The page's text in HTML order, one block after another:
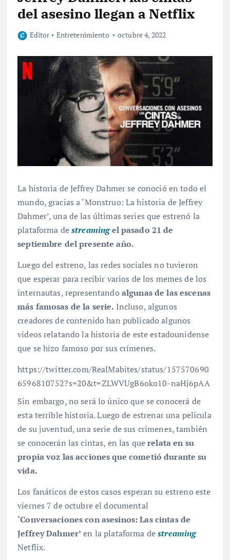
del asesino llegan a Netflix
Editor Entretenimiento octubre 4, 2022
La historia de Jeffrey Dahmer se conoció en todo el
mundo, gracias a ‘Monstruo: La historia de Jeffrey
Dahmer’, una de las últimas series que estrenó la
plataforma destreaming el pasado 21 de
septiembre del presente año.
Luego del estreno, las redes sociales no tuvieron
que esperar para recibir varios de los memes de los
internautas, representandoalgunas de las escenas
más famosas de la serie. Incluso, algunos
creadores de contenido han publicado algunos
videos relatando la historia de este estadounidense
que se hizo famoso por sus crímenes.
https://twitter.com/RealMabites/status/157570690
6596810752?s=20&t=ZLWVUgB6oko10-naHj6pAA
Sin embargo, no será lo único que se conocerá de
esta terrible historia. Luego de estrenar una película
de su juventud, una serie de sus crímenes, también
se conocerán las cintas, en las querelata en su
propia voz las acciones que cometió durante su
vida.
Los fanáticos de estos casos esperan su estreno este
viernes 7 de octubre el documental
‘Conversaciones con asesinos: Las cintas de
Jeffrey Dahmer’ en la plataforma destreaming
Netflix.